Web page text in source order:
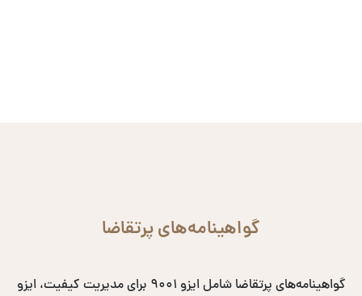
گواهینامه‌های پرتقاضا
گواهینامه‌های پرتقاضا شامل ایزو ۹۰۰۱ برای مدیریت کیفیت، ایزو